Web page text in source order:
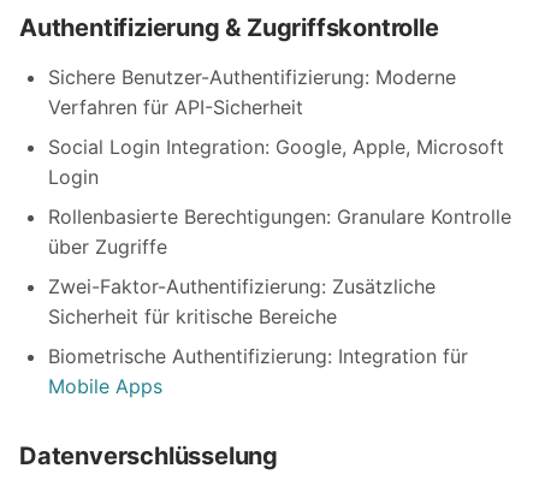
Authentifizierung & Zugriffskontrolle
Sichere Benutzer-Authentifizierung: Moderne
Verfahren für API-Sicherheit
Social Login Integration: Google, Apple, Microsoft
Login
Rollenbasierte Berechtigungen: Granulare Kontrolle
über Zugriffe
Zwei-Faktor-Authentifizierung: Zusätzliche
Sicherheit für kritische Bereiche
Biometrische Authentifizierung: Integration für
Mobile Apps
Datenverschlüsselung